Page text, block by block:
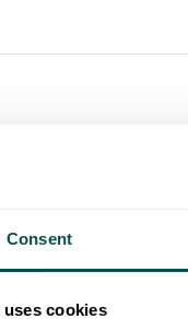
Consent
cookies